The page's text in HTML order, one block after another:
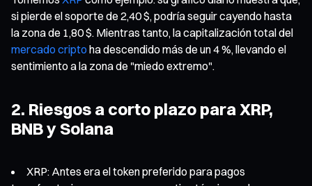
si pierde el soporte de 2,40 $, podría seguir cayendo hasta
la zona de 1,80 $. Mientras tanto, la capitalización total del
mercado criptoha descendido más de un 4 %, llevando el
sentimiento a la zona de "miedo extremo".
2. Riesgos a corto plazo para XRP,
BNB y Solana
XRP: Antes era el token preferido para pagos